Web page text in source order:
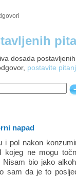
dosada
postavite
napad
i pol nakon
kojeg ne mogu
Nisam bio jako
sam da je to